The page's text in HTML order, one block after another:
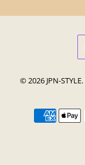
© 2026 JPN-STYLE.